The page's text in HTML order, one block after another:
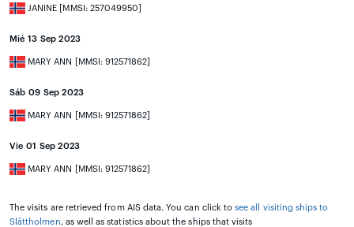
JANINE [MMSI: 257049950]
Mié 13 Sep 2023
MARY ANN [MMSI: 912571862]
Sáb 09 Sep 2023
MARY ANN [MMSI: 912571862]
Vie 01 Sep 2023
MARY ANN [MMSI: 912571862]
The visits are retrieved from AIS data. You can click tosee all visiting ships to
Slåttholmen, as well as statistics about the ships that visits